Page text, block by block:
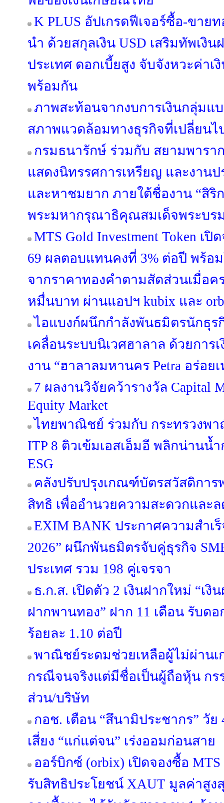
K PLUS อัปเกรดฟีเจอร์ซื้อ-ขาย
นำ ด้วยสกุลเงิน USD เสริมทัพเงิน
ประเทศ ดอกเบี้ยสูง จับจังหวะค่าเ
พร้อมกัน
ภาพสะท้อนจากงบการเงินกลุ่มแ
สภาพแวดล้อมทางธุรกิจที่เปลี่ยนไ
กรมธนารักษ์ ร่วมกับ สยามพารา
แสดงนิทรรศการเหรียญ และงา
และหาชมยาก ภายใต้ชื่องาน “สิ
พระมหากรุณาธิคุณสมเด็จพระบร
MTS Gold Investment Token เ
69 ผลตอบแทนคงที่ 3% ต่อปี พร้อ
จากราคาทองคำตามสัดส่วนเมื่อค
หมื่นบาท ผ่านแอปฯ kubix และ
ไอแบงก์ผนึกกำลังพันธมิตรนักธุ
เคลื่อนระบบนิเวศฮาลาล ด้วยการ
งาน “ฮาลาลมหานคร Petra อร่อย
7 ผลงานวิจัยคว้ารางวัล Capital
Equity Market
ไทยพาณิชย์ ร่วมกับ กระทรวงพา
ITP 8 ติวเข้มเอสเอ็มอี พลิกน่านน้
ESG
คลังปรับปรุงเกณฑ์บัตรสวัสดิกา
สิทธิ เพื่ออำนวยความสะดวกและ
EXIM BANK ประกาศความสำเร็
2026” ผนึกพันธมิตรจับคู่ธุรกิจ
ประเทศ รวม 198 คู่เจรจา
ธ.ก.ส. เปิดตัว 2 เงินฝากใหม่ “เงิ
ฝากพานทอง” ฝาก 11 เดือน รับดอ
ร้อยละ 1.10 ต่อปี
พาณิชย์ระดมช่วยเหลือผู้ไม่ผ่าน
กรณีจนจริงแต่มีชื่อเป็นผู้ถือหุ้น ก
ส่วน/บริษัท
กอช. เตือน “สึนามิประชากร” วัย
เสี่ยง “แก่แต่จน” เร่งออมก่อนสาย
ออร์บิกซ์ (orbix) เปิดจองซื้อ MTS
รับสิทธิประโยชน์ XAUT มูลค่าสูง